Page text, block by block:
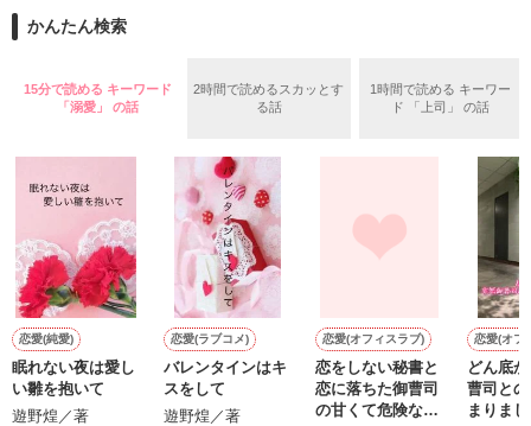
2026.6.5～2026.7.25
＊以前、公開していた話の改稿版です＊
作品を読む
めた、同期で恋人の石垣守（26）がいるのだが、後輩の姫原由
いた。
守と由羅から『便利屋雛子』と馬鹿にされ、一人こっそり泣い
た上、同居まで提案してきて──？
鷹哉『宜しくな、俺の雛子』🦅
雛子『俺の……ひぃ、雛子？！！！』🐥
シゴデキで冷徹な上司が見せる素顔は、なぜか想像以上に甘く
て……🐥💓🦅
※表紙も作中使用の画像も全てフリー素材です。
※執筆期間2026.6.3〜7.20完結です。
※他サイトさんにて恋愛トレンド1位でした〜良かったら読ん
かんたん検索
15分で読める キーワード
「溺愛」 の話
2時間で読めるスカッとす
る話
1時間で読める キーワー
ド 「上司」 の話
恋愛(純愛)
眠れない夜は愛し
い雛を抱いて
遊野煌／著
恋愛(ラブコメ)
バレンタインはキ
スをして
遊野煌／著
恋愛(オフィスラブ)
恋をしない秘書と
恋に落ちた御曹司
の甘くて危険な攻
恋愛(オフ
どん底
曹司と
まりま